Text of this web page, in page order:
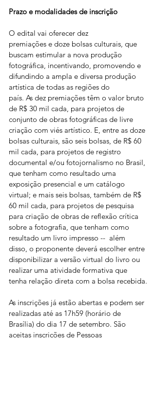
Prazo e modalidades de inscrição
O edital vai oferecer dez
premiações e doze bolsas culturais, que
buscam estimular a nova produção
fotográfica, incentivando, promovendo e
difundindo a ampla e diversa produção
artística de todas as regiões do
país. As dez premiações têm o valor bruto
de R$ 30 mil cada, para projetos de
conjunto de obras fotográficas de livre
criação com viés artístico. E, entre as doze
bolsas culturais, são seis bolsas, de R$ 60
mil cada, para projetos de registro
documental e/ou fotojornalismo no Brasil,
que tenham como resultado uma
exposição presencial e um catálogo
virtual; e mais seis bolsas, também de R$
60 mil cada, para projetos de pesquisa
para criação de obras de reflexão crítica
sobre a fotografia, que tenham como
resultado um livro impresso --  além
disso, o proponente deverá escolher entre
disponibilizar a versão virtual do livro ou
realizar uma atividade formativa que
tenha relação direta com a bolsa recebida.
As inscrições já estão abertas e podem ser
realizadas até as 17h59 (horário de
Brasília) do dia 17 de setembro. São
aceitas inscrições de Pessoas